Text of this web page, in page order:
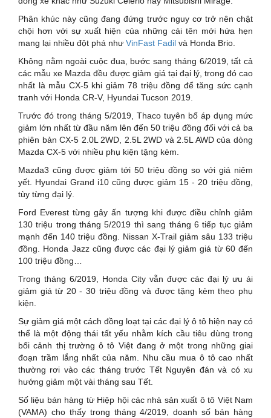
Phân khúc này cũng đang đứng trước nguy cơ trở nên chật
chội hơn với sự xuất hiện của những cái tên mới hứa hẹn
mang lại nhiều đột phá như VinFast Fadil và Honda Brio.
Không nằm ngoài cuộc đua, bước sang tháng 6/2019, tất cả
các mẫu xe Mazda đều được giảm giá tại đại lý, trong đó cao
nhất là mẫu CX-5 khi giảm 78 triệu đồng để tăng sức cạnh
tranh với Honda CR-V, Hyundai Tucson 2019.
Trước đó trong tháng 5/2019, Thaco tuyên bố áp dụng mức
giảm lớn nhất từ đầu năm lên đến 50 triệu đồng đối với cả ba
phiên bản CX-5 2.0L 2WD, 2.5L 2WD và 2.5L AWD của dòng
Mazda CX-5 với nhiều phụ kiện tặng kèm.
Mazda3 cũng được giảm tới 50 triệu đồng so với giá niêm
yết. Hyundai Grand i10 cũng được giảm 15 - 20 triệu đồng,
tùy từng đại lý.
Ford Everest từng gây ấn tượng khi được điều chỉnh giảm
130 triệu trong tháng 5/2019 thì sang tháng 6 tiếp tục giảm
mạnh đến 140 triệu đồng. Nissan X-Trail giảm sâu 133 triệu
đồng. Honda Jazz cũng được các đại lý giảm giá từ 60 đến
100 triệu đồng…
Trong tháng 6/2019, Honda City vẫn được các đại lý ưu ái
giảm giá từ 20 - 30 triệu đồng và được tặng kèm theo phụ
kiện.
Sự giảm giá một cách đồng loạt tại các đại lý ô tô hiện nay có
thể là một động thái tất yếu nhằm kích cầu tiêu dùng trong
bối cảnh thị trường ô tô Việt đang ở một trong những giai
đoạn trầm lắng nhất của năm. Nhu cầu mua ô tô cao nhất
thường rơi vào các tháng trước Tết Nguyên đán và có xu
hướng giảm một vài tháng sau Tết.
Số liệu bán hàng từ Hiệp hội các nhà sản xuất ô tô Việt Nam
(VAMA) cho thấy trong tháng 4/2019, doanh số bán hàng